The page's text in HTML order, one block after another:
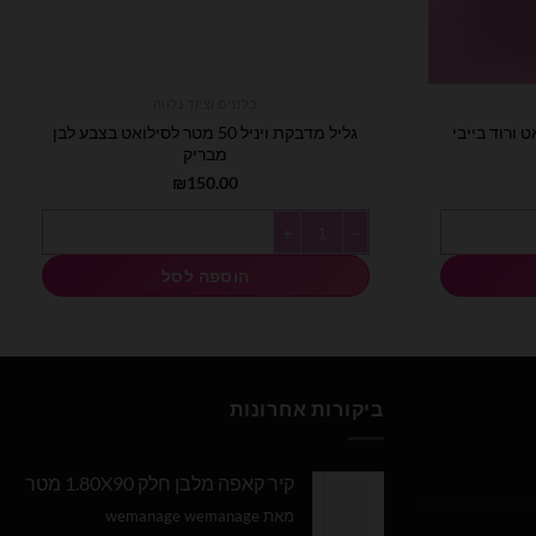
לסילואט ורוד בייבי
גליל מדבקת ויניל 50 מטר לסילואט בצבע לבן
מבריק
₪150.00
הוספה לסל
ביקורות אחרונות
קיר קאפה מלבן חלק 1.80X90 מטר
מאת wemanage wemanage